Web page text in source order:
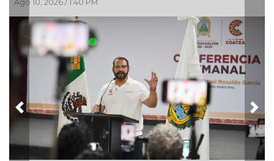
Ago 10, 2026 / 1:40 PM
Previous